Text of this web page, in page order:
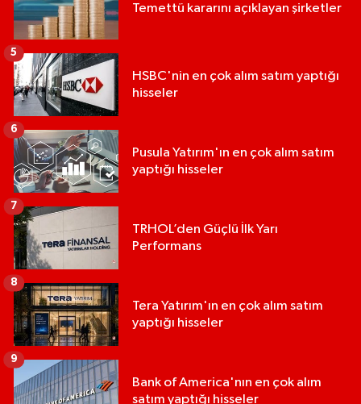
Temettü kararını açıklayan şirketler
HSBC'nin en çok alım satım yaptığı
hisseler
5
Pusula Yatırım'ın en çok alım satım
yaptığı hisseler
6
TRHOL’den Güçlü İlk Yarı
Performans
7
Tera Yatırım'ın en çok alım satım
yaptığı hisseler
8
Bank of America'nın en çok alım
satım yaptığı hisseler
9